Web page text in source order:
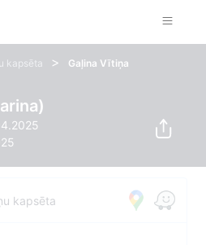
kapsēta > Gaļina Vītiņa
kapsēta